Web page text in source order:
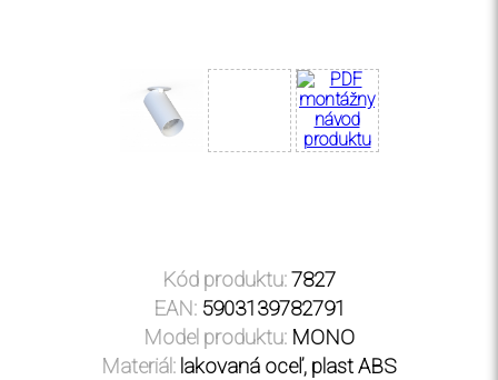
Kód produktu:7827
EAN: 5903139782791
Model produktu: MONO
Materiál: lakovaná oceľ, plast ABS